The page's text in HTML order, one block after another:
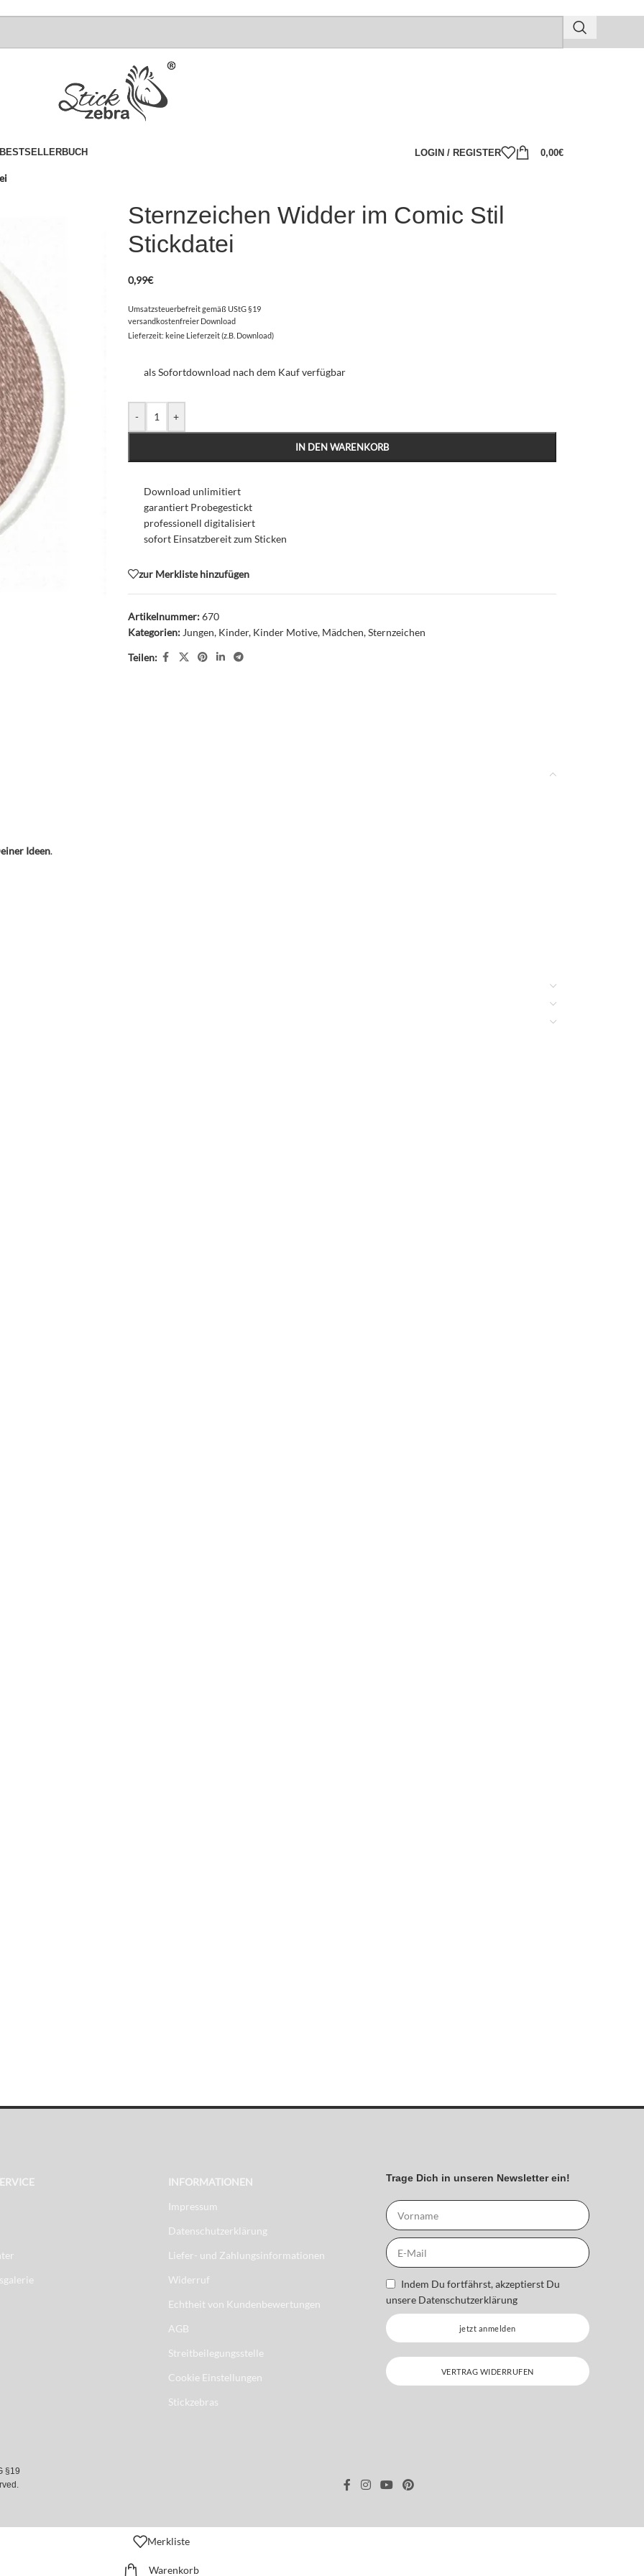
BESTSELLERBUCH LOGIN / REGISTER 0,00€
Sternzeichen Widder im Comic Stil
Stickdatei
0,99€
Umsatzsteuerbefreit gemäß UStG §19
versandkostenfreier Download
Lieferzeit: keine Lieferzeit (z.B. Download)
als Sofortdownload nach dem Kauf verfügbar
- +
IN DEN WARENKORB
Download unlimitiert
garantiert Probegestickt
professionell digitalisiert
sofort Einsatzbereit zum Sticken
zur Merkliste hinzufügen
Artikelnummer:670
Kategorien: Jungen, Kinder, Kinder Motive, Mädchen,Sternzeichen
Teilen:
Ideen.
zum glitzern bringen
INFORMATIONEN
Impressum
Datenschutzerklärung
Liefer- und Zahlungsinformationen
Widerruf
Echtheit von Kundenbewertungen
AGB
Streitbeilegungsstelle
Cookie Einstellungen
Stickzebras
Trage Dich in unseren Newsletter ein!
Indem Du fortfährst, akzeptierst Du
unsere Datenschutzerklärung
jetzt anmelden
VERTRAG WIDERRUFEN
§19
Merkliste
Warenkorb